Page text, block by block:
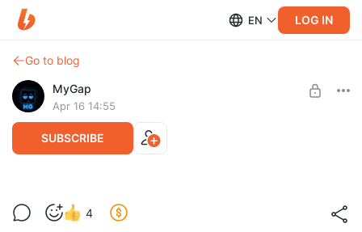
EN LOG IN
Go to blog
MyGap
Apr 16 14:55
SUBSCRIBE
Ты плохо работаешь. Российский
парадокс [Версия Без Рекламы]
4